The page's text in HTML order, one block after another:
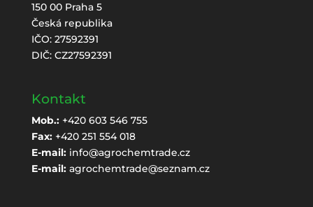
150 00 Praha 5
Česká republika
IČO: 27592391
DIČ: CZ27592391
Kontakt
Mob.:+420 603 546 755
Fax:+420 251 554 018
E-mail: info@agrochemtrade.cz
E-mail: agrochemtrade@seznam.cz